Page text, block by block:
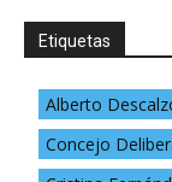
Etiquetas
Alberto
Concejo